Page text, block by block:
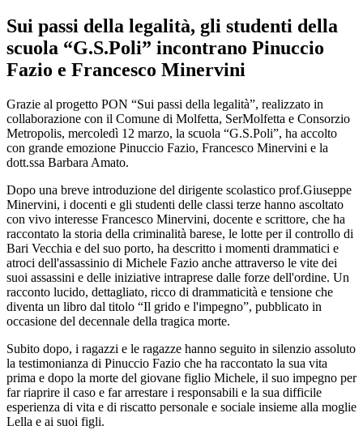
Sui passi della legalità, gli studenti della
scuola “G.S.Poli” incontrano Pinuccio
Fazio e Francesco Minervini
Grazie al progetto PON “Sui passi della legalità”, realizzato in
collaborazione con il Comune di Molfetta, SerMolfetta e Consorzio
Metropolis, mercoledì 12 marzo, la scuola “G.S.Poli”, ha accolto
con grande emozione Pinuccio Fazio, Francesco Minervini e la
dott.ssa Barbara Amato.
Dopo una breve introduzione del dirigente scolastico prof.Giuseppe
Minervini, i docenti e gli studenti delle classi terze hanno ascoltato
con vivo interesse Francesco Minervini, docente e scrittore, che ha
raccontato la storia della criminalità barese, le lotte per il controllo di
Bari Vecchia e del suo porto, ha descritto i momenti drammatici e
atroci dell'assassinio di Michele Fazio anche attraverso le vite dei
suoi assassini e delle iniziative intraprese dalle forze dell'ordine. Un
racconto lucido, dettagliato, ricco di drammaticità e tensione che
diventa un libro dal titolo “Il grido e l'impegno”, pubblicato in
occasione del decennale della tragica morte.
Subito dopo, i ragazzi e le ragazze hanno seguito in silenzio assoluto
la testimonianza di Pinuccio Fazio che ha raccontato la sua vita
prima e dopo la morte del giovane figlio Michele, il suo impegno per
far riaprire il caso e far arrestare i responsabili e la sua difficile
esperienza di vita e di riscatto personale e sociale insieme alla moglie
Lella e ai suoi figli.